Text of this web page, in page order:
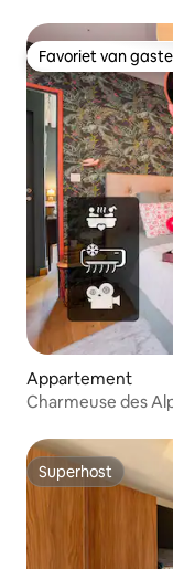
Favoriet van
Favoriet van
Appartement
Charmeuse des
Superhost
Superhost